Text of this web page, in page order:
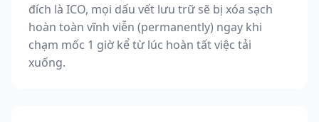
đích là ICO, mọi dấu vết lưu trữ sẽ bị xóa sạch
hoàn toàn vĩnh viễn (permanently) ngay khi
chạm mốc 1 giờ kể từ lúc hoàn tất việc tải
xuống.